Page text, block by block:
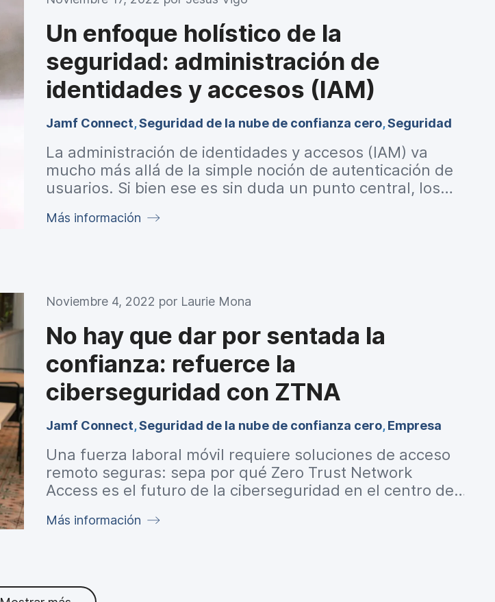
Un enfoque holístico de la
seguridad: administración de
identidades y accesos (IAM)
Jamf Connect,Seguridad de la nube de confianza cero,Seguridad
La administración de identidades y accesos (IAM) va
mucho más allá de la simple noción de autenticación de
usuarios. Si bien ese es sin duda un punto central, los
infraestructura de IT para que los usuarios permanezcan
modernizados, acoplados con las integraciones propias y
de terceros, son fundamentales para ampliar el acceso a
través de una mayor flexibilidad y, al mismo tiempo,
mejorar la seguridad para todas las partes interesadas.
Más información
Noviembre 4, 2022 por Laurie Mona
No hay que dar por sentada la
confianza: refuerce la
ciberseguridad con ZTNA
Jamf Connect,Seguridad de la nube de confianza cero,Empresa
Una fuerza laboral móvil requiere soluciones de acceso
remoto seguras: sepa por qué Zero Trust Network
Access es el futuro de la ciberseguridad en el centro de
Más información